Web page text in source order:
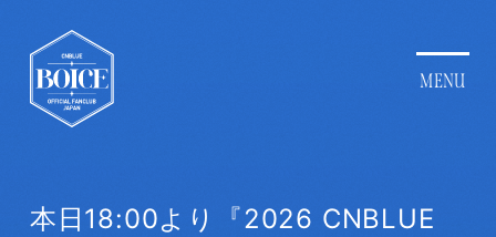
本日18:00より『2026 CNBLUE